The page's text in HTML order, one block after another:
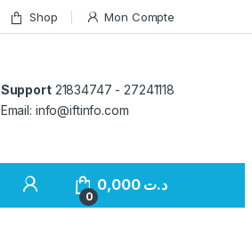
Shop Mon Compte
Support21834747 - 27241118
Email: info@iftinfo.com
0
د.ت 0,000